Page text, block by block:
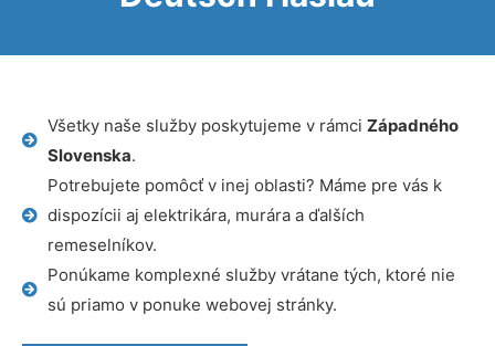
Všetky naše služby poskytujeme v rámci Západného
Slovenska.
Potrebujete pomôcť v inej oblasti? Máme pre vás k
dispozícii aj elektrikára, murára a ďalších
remeselníkov.
Ponúkame komplexné služby vrátane tých, ktoré nie
sú priamo v ponuke webovej stránky.